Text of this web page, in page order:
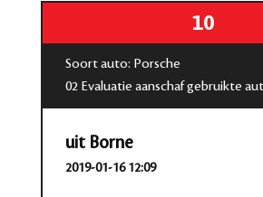
10
Soort auto: Porsche
02 Evaluatie aanschaf gebruikte
uit Borne
2019-01-16 12:09